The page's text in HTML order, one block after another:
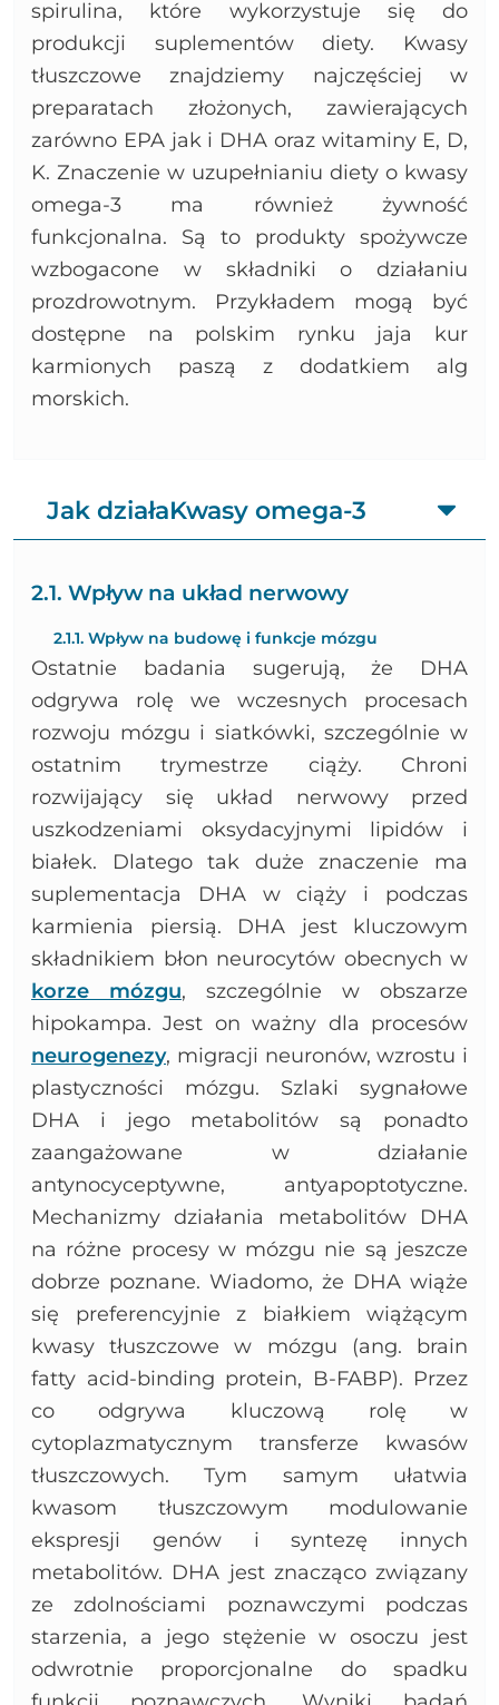
spirulina, które wykorzystuje się do
produkcji suplementów diety. Kwasy
tłuszczowe znajdziemy najczęściej w
preparatach złożonych, zawierających
zarówno EPA jak i DHA oraz witaminy E, D,
K. Znaczenie w uzupełnianiu diety o kwasy
omega-3 ma również żywność
funkcjonalna. Są to produkty spożywcze
wzbogacone w składniki o działaniu
prozdrowotnym. Przykładem mogą być
dostępne na polskim rynku jaja kur
karmionych paszą z dodatkiem alg
morskich.
Jak działaKwasy omega-3
2.1. Wpływ na układ nerwowy
2.1.1. Wpływ na budowę i funkcje mózgu
Ostatnie badania sugerują, że DHA
odgrywa rolę we wczesnych procesach
rozwoju mózgu i siatkówki, szczególnie w
ostatnim trymestrze ciąży. Chroni
rozwijający się układ nerwowy przed
uszkodzeniami oksydacyjnymi lipidów i
białek. Dlatego tak duże znaczenie ma
suplementacja DHA w ciąży i podczas
karmienia piersią. DHA jest kluczowym
składnikiem błon neurocytów obecnych w
korze mózgu, szczególnie w obszarze
hipokampa. Jest on ważny dla procesów
neurogenezy, migracji neuronów, wzrostu i
plastyczności mózgu. Szlaki sygnałowe
DHA i jego metabolitów są ponadto
zaangażowane w działanie
antynocyceptywne, antyapoptotyczne.
Mechanizmy działania metabolitów DHA
na różne procesy w mózgu nie są jeszcze
dobrze poznane. Wiadomo, że DHA wiąże
się preferencyjnie z białkiem wiążącym
kwasy tłuszczowe w mózgu (ang. brain
fatty acid-binding protein, B-FABP). Przez
co odgrywa kluczową rolę w
cytoplazmatycznym transferze kwasów
tłuszczowych. Tym samym ułatwia
kwasom tłuszczowym modulowanie
ekspresji genów i syntezę innych
metabolitów. DHA jest znacząco związany
ze zdolnościami poznawczymi podczas
starzenia, a jego stężenie w osoczu jest
odwrotnie proporcjonalne do spadku